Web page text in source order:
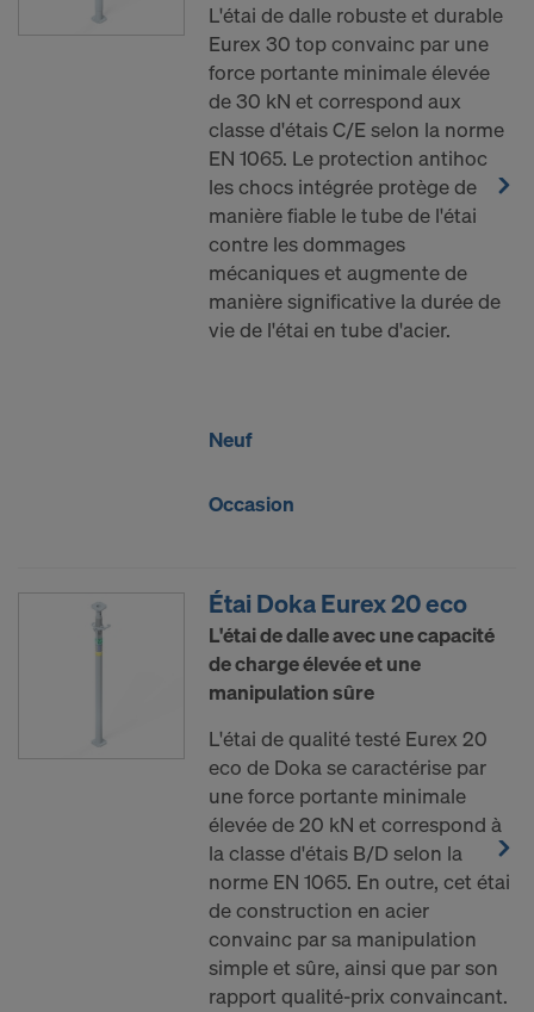
L'étai de dalle robuste et durable
Eurex 30 top convainc par une
force portante minimale élevée
de 30 kN et correspond aux
classe d'étais C/E selon la norme
EN 1065. Le protection antihoc
les chocs intégrée protège de
manière fiable le tube de l'étai
contre les dommages
mécaniques et augmente de
manière significative la durée de
vie de l'étai en tube d'acier.
Neuf
Occasion
Étai Doka Eurex 20 eco
L'étai de dalle avec une capacité
de charge élevée et une
manipulation sûre
L'étai de qualité testé Eurex 20
eco de Doka se caractérise par
une force portante minimale
élevée de 20 kN et correspond à
la classe d'étais B/D selon la
norme EN 1065. En outre, cet étai
de construction en acier
convainc par sa manipulation
simple et sûre, ainsi que par son
rapport qualité-prix convaincant.